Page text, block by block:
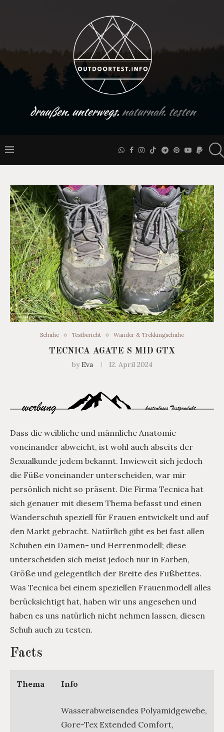
draußen. unterwegs.naturnah. testen
Schuhe Testbericht Wander & Trekkingschuhe
TECNICA AGATE S MID GTX
byEva 12. April 2024
Dass die weibliche und männliche Anatomie
voneinander abweicht, ist wohl auch abseits der
Sexualkunde jedem bekannt. Inwieweit sich jedoch
die Füße voneinander unterscheiden, war mir
persönlich nicht so präsent. Die Firma Tecnica hat
sich genauer mit diesem Thema befasst und einen
Wanderschuh speziell für Frauen entwickelt und auf
den Markt gebracht. Natürlich gibt es bei fast allen
Schuhen ein Damen- und Herrenmodell; diese
unterscheiden sich meist jedoch nur in Farben,
Größe und gelegentlich der Breite des Fußbettes.
Was Tecnica bei einem speziellen Frauenmodell alles
berücksichtigt hat, haben wir uns angesehen und
haben es uns natürlich nicht nehmen lassen, diesen
Schuh auch zu testen.
Facts
Thema Info
Wasserabweisendes Polyamidgewebe,
Gore-Tex Extended Comfort,